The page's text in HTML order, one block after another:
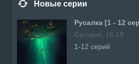
Новые серии
Русалка [1 - 12
Сегодня, 16:19
1-12 серий